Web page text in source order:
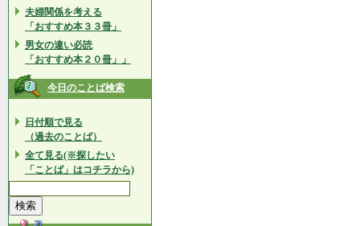
夫婦関係を考える
「おすすめ本３３冊」
男女の違い必読
「おすすめ本２０冊」」
今日のことば検索
日付順で見る
（過去のことば）
全て見る(※探したい
「ことば」はコチラから)